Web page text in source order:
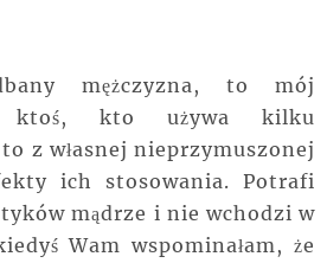
mężczyzna, to mój
ktoś, kto używa kilku
z własnej nieprzymuszonej
ich stosowania. Potrafi
mądrze i nie wchodzi w
Wam wspominałam, że